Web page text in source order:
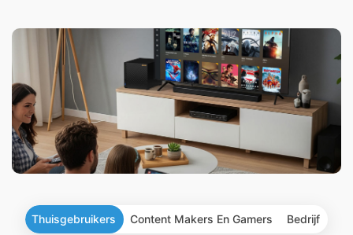
Thuisgebruikers Content Makers En Gamers Bedrijf